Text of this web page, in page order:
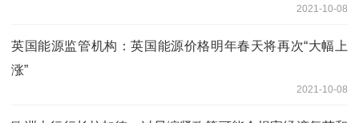
2021-10-08
英国能源监管机构：英国能源价格明年春天将再次“大幅上
涨”
2021-10-08